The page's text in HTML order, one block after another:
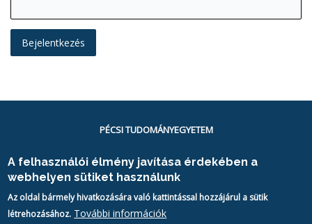
PÉCSI TUDOMÁNYEGYETEM
H-7622 Pécs
Vasvári Pál utca 4.
A felhasználói élmény javítása érdekében a
webhelyen sütiket használunk
Az oldal bármely hivatkozására való kattintással hozzájárul a sütik
létrehozásához. További információk